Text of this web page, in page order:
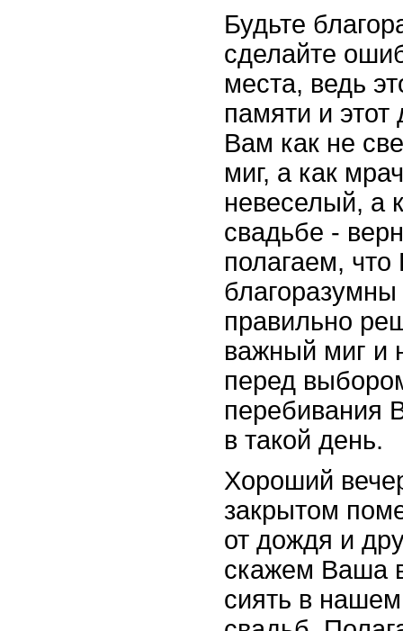
Будьте
сделайте
места, ведь
памяти и этот
Вам как не
миг, а как
невеселый, а
свадьбе -
полагаем,
правильно
важный миг и
перед
перебивания
в такой день.
Хороший
закрытом
от дождя и
скажем Ваша
сиять в